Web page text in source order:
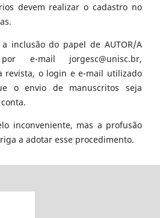
devem realizar o cadastro no
inclusão do papel de AUTOR/A
e-mail jorgesc@unisc.br,
revista, o login e e-mail utilizado
o envio de manuscritos seja
inconveniente, mas a profusão
a adotar esse procedimento.